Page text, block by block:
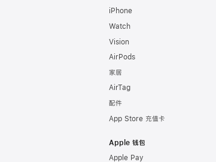
iPhone
Watch
Vision
AirPods
家居
AirTag
配件
App Store 充值卡
Apple 钱包
Apple Pay